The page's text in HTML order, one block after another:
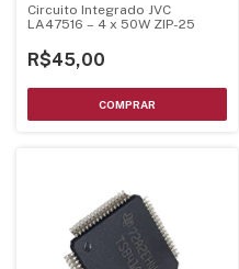
Circuito Integrado JVC
LA47516 – 4 x 50W ZIP-25
R$45,00